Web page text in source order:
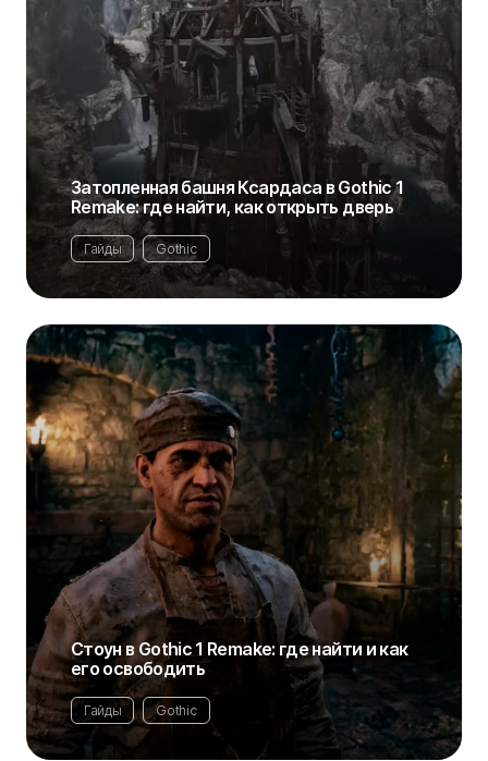
Затопленная башня Ксардаса в Gothic 1
Remake: где найти, как открыть дверь
Гайды Gothic
Стоун в Gothic 1 Remake: где найти и как
его освободить
Гайды Gothic